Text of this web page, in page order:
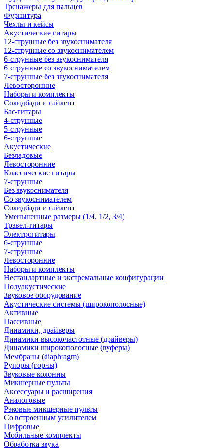
Тренажеры для пальцев
Фурнитура
Чехлы и кейсы
Акустические гитары
12-струнные без звукоснимателя
12-струнные со звукоснимателем
6-струнные без звукоснимателя
6-струнные со звукоснимателем
7-струнные без звукоснимателя
Левосторонние
Наборы и комплекты
Солидбади и сайлент
Бас-гитары
4-струнные
5-струнные
6-струнные
Акустические
Безладовые
Левосторонние
Классические гитары
7-струнные
Без звукоснимателя
Со звукоснимателем
Солидбади и сайлент
Уменьшенные размеры (1/4, 1/2, 3/4)
Трэвел-гитары
Электрогитары
6-струнные
7-струнные
Левосторонние
Наборы и комплекты
Нестандартные и экстремальные конфигурации
Полуакустические
Звуковое оборудование
Акустические системы (широкополосные)
Активные
Пассивные
Динамики, драйверы
Динамики высокочастотные (драйверы)
Динамики широкополосные (вуферы)
Мембраны (diaphragm)
Рупоры (горны)
Звуковые колонны
Микшерные пульты
Аксессуары и расширения
Аналоговые
Рэковые микшерные пульты
Со встроенным усилителем
Цифровые
Мобильные комплекты
Обработка звука